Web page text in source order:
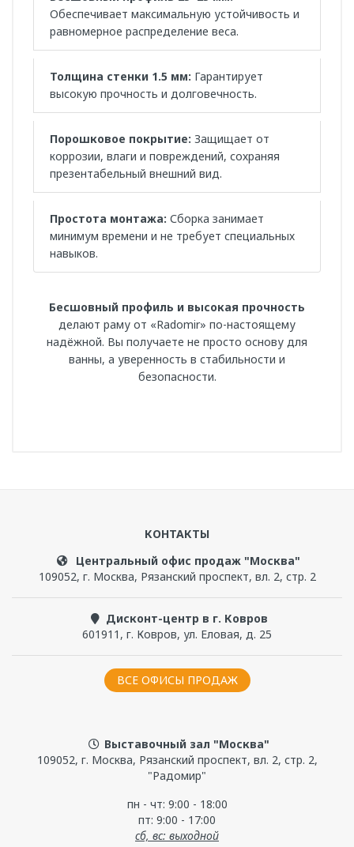
Обеспечивает максимальную устойчивость и
равномерное распределение веса.
Толщина стенки 1.5 мм: Гарантирует
высокую прочность и долговечность.
Порошковое покрытие: Защищает от
коррозии, влаги и повреждений, сохраняя
презентабельный внешний вид.
Простота монтажа: Сборка занимает
минимум времени и не требует специальных
навыков.
Бесшовный профиль и высокая прочность
делают раму от «Radomir» по-настоящему
надёжной. Вы получаете не просто основу для
ванны, а уверенность в стабильности и
безопасности.
Radomir
зарегистрироваться
КОНТАКТЫ
Центральный офис продаж "Москва"
109052, г. Москва, Рязанский проспект, вл. 2, стр. 2
Дисконт-центр в г. Ковров
601911 , г. Ковров, ул. Еловая, д. 25
ВСЕ ОФИСЫ ПРОДАЖ
Выставочный зал "Москва"
109052, г. Москва, Рязанский проспект, вл. 2, стр. 2,
"Радомир"
пн - чт: 9:00 - 18:00
пт: 9:00 - 17:00
сб, вс: выходной